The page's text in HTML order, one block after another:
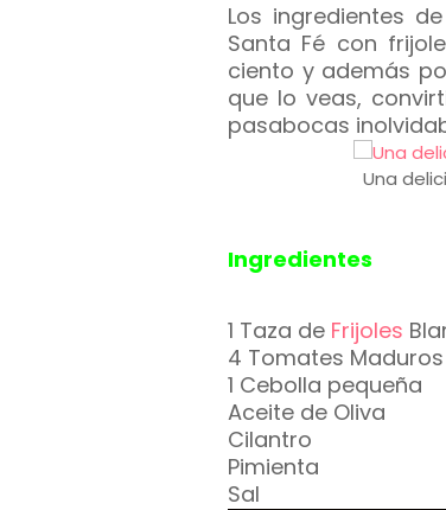
Los ingredientes
Santa Fé con
ciento y además
que lo veas,
pasabocas
Una
Ingredientes
1 Taza de Frijoles
4 Tomates Maduros
1 Cebolla pequeña
Aceite de Oliva
Cilantro
Pimienta
Sal